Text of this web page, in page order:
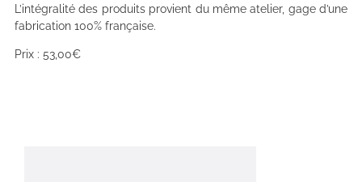
L’intégralité des produits provient du même atelier, gage d’une
fabrication 100% française.
Prix : 53,00€